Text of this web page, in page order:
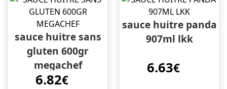
sauce huitre sans
gluten 600gr
megachef
6.82€
sauce huitre panda
907ml lkk
6.63€